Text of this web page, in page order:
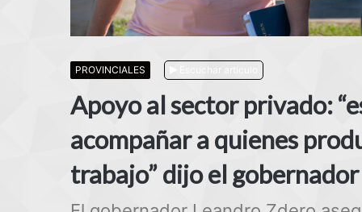
PROVINCIALES Escuchar artículo
Apoyo al sector privado:
acompañar a quienes
trabajo” dijo el